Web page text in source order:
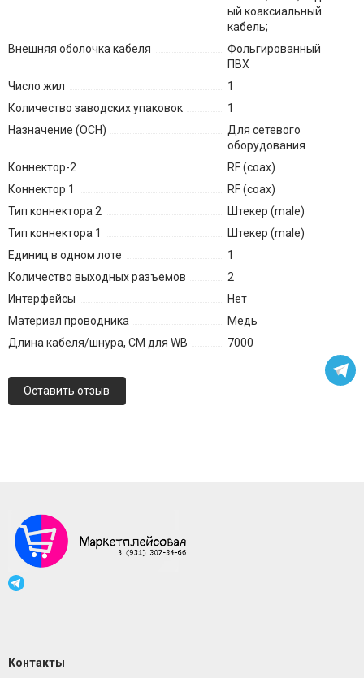
ый коаксиальный
кабель;
Внешняя оболочка кабеля
Фольгированный
ПВХ
Число жил
1
Количество заводских упаковок
1
Назначение (ОСН)
Для сетевого
оборудования
Коннектор-2
RF (coax)
Коннектор 1
RF (coax)
Тип коннектора 2
Штекер (male)
Тип коннектора 1
Штекер (male)
Единиц в одном лоте
1
Количество выходных разъемов
2
Интерфейсы
Нет
Материал проводника
Медь
Длина кабеля/шнура, СМ для WB
7000
Оставить отзыв
Контакты